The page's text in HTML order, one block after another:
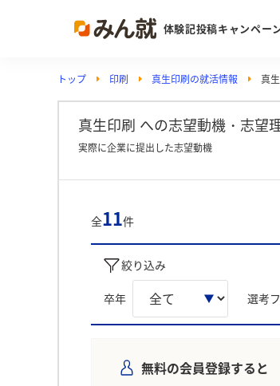
体験記投稿キャンペー
Post
投稿す
ランキ
Vote
注目の
トップ 印刷 真生印刷の就活情報 真
真生印刷 への志望動機・志望
実際に企業に提出した志望動機
全11件
絞り込み
卒年 選考
無料の会員登録すると